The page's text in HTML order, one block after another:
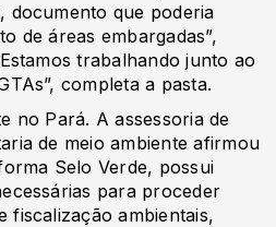
documento que poderia
de áreas embargadas”,
trabalhando junto ao
completa a pasta.
no Pará. A assessoria de
de meio ambiente afirmou
Selo Verde, possui
para proceder
fiscalização ambientais,